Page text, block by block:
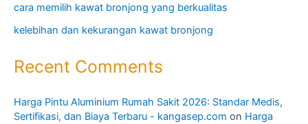
cara memilih kawat bronjong yang berkualitas
kelebihan dan kekurangan kawat bronjong
Recent Comments
Harga Pintu Aluminium Rumah Sakit 2026: Standar Medis,
Sertifikasi, dan Biaya Terbaru - kangasep.com on Harga